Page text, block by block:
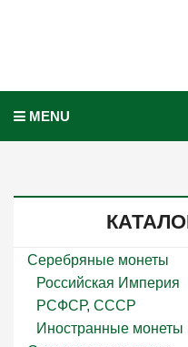
MENU
Серебряные монеты
Российская Империя
РСФСР, СССР
Иностранные монеты